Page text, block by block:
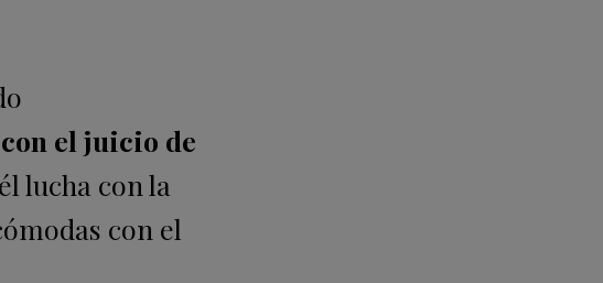
el juicio de
lucha con la
con el